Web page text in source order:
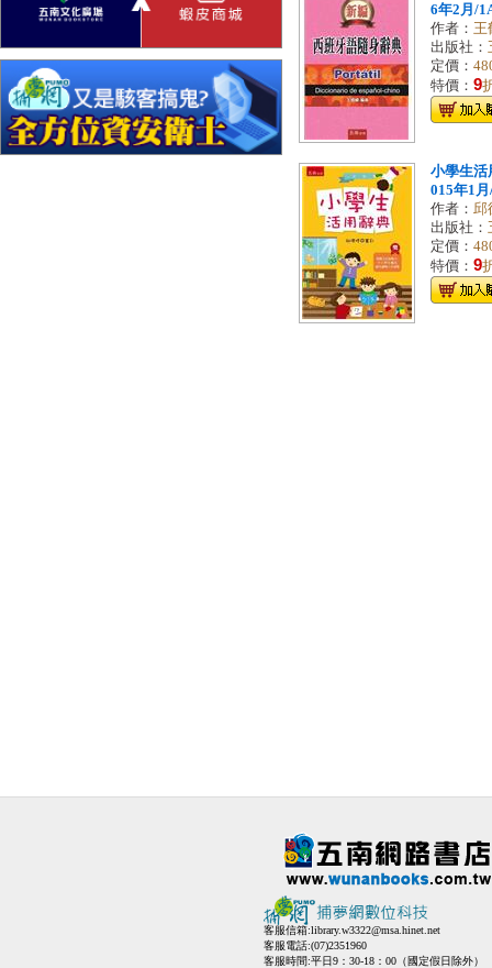
6年2月/
作者： 王
出版社：
定價：
特價： 9
小學生活
015年1
作者： 邱
出版社：
定價：
特價： 9
客服信箱:library.w3322@msa.hinet.net
客服電話:(07)2351960
客服時間:平日9：30-18：00（國定假日除外）